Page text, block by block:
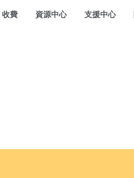
收費 資源中心 支援中心